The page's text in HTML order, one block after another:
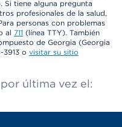
Si tiene alguna pregunta
profesionales de la salud,
personas con problemas
al 711 (línea TTY). También
de Georgia (Georgia
o visitar su sitio
última vez el: